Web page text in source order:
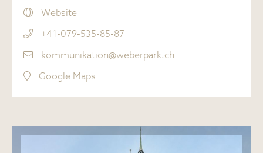
Website
+41-079-535-85-87
kommunikation@weberpark.ch
Google Maps